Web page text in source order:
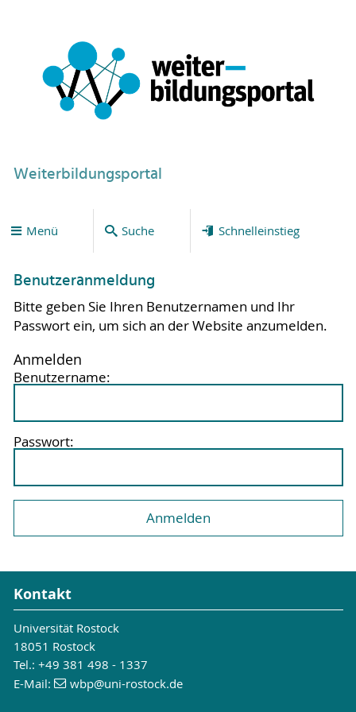
Weiterbildungsportal
Menü Suche Schnelleinstieg
Benutzeranmeldung
Bitte geben Sie Ihren Benutzernamen und Ihr
Passwort ein, um sich an der Website anzumelden.
Anmelden
Benutzername:
Passwort:
Kontakt
Universität Rostock
18051 Rostock
Tel.: +49 381 498 - 1337
E-Mail:
wbp@uni-rostock.de